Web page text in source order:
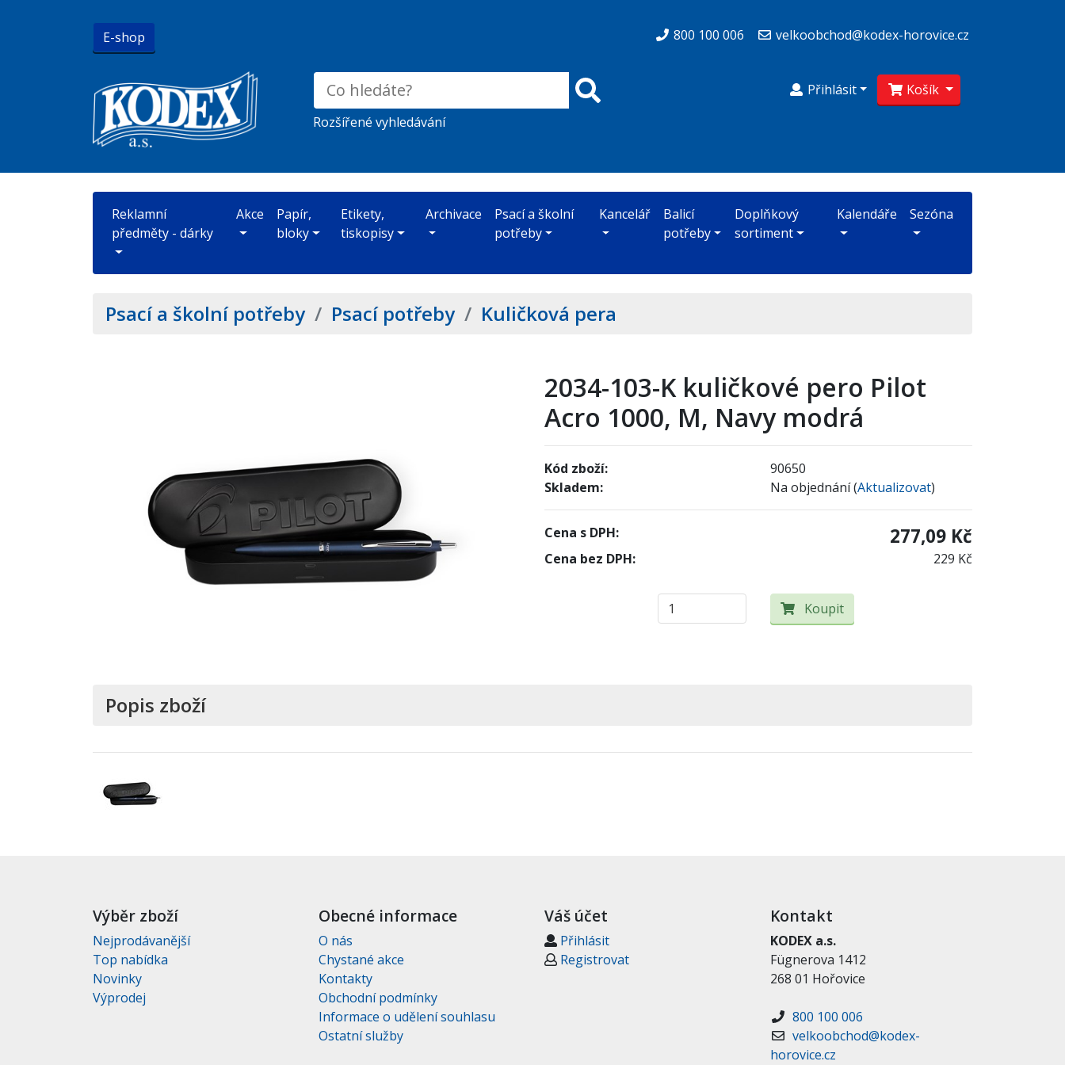
E-shop 800 100 006 velkoobchod@kodex-horovice.cz
Rozšířené vyhledávání
Košík
Přihlásit
Reklamní
předměty - dárky
Akce
Papír,
bloky
Etikety,
tiskopisy
Archivace
Psací a školní
potřeby
Kancelář
Balicí
potřeby
Doplňkový
sortiment
Kalendáře Sezóna
Psací a školní potřeby/ Psací potřeby/ Kuličková pera
2034-103-K kuličkové pero Pilot
Acro 1000, M, Navy modrá
Kód zboží:
90650
Skladem:
Na objednání (Aktualizovat)
Cena s DPH: 277,09 Kč
Cena bez DPH: 229 Kč
Koupit
Popis zboží
Výběr zboží
Nejprodávanější
Top nabídka
Novinky
Výprodej
Obecné informace
O nás
Chystané akce
Kontakty
Obchodní podmínky
Informace o udělení souhlasu
Ostatní služby
Váš účet
Přihlásit
Registrovat
Kontakt
KODEX a.s.
Fügnerova 1412
268 01 Hořovice
800 100 006
velkoobchod@kodex-
horovice.cz